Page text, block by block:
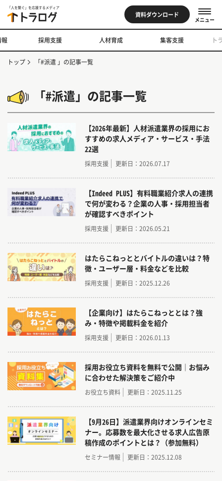
「人を繋ぐ」を応援するメディア
資料ダウンロード
メニュー
採用支援 人材育成 集客支援 ト
トップ 「#派遣 」の記事一覧
「#派遣」の記事一覧
【2026年最新】人材派遣業界の採用にお
すすめの求人メディア・サービス・手法
22選
採用支援 更新日：2026.07.17
【Indeed PLUS】有料職業紹介求人の連携
で何が変わる？企業の人事・採用担当者
が確認すべきポイント
採用支援 更新日：2026.05.21
はたらこねっととバイトルの違いは？特
徴・ユーザー層・料金などを比較
採用支援 更新日：2025.12.26
【企業向け】はたらこねっととは？強
み・特徴や掲載料金を紹介
採用支援 更新日：2026.01.13
採用お役立ち資料を無料で公開｜お悩み
に合わせた解決策をご紹介中
お役立ち資料 更新日：2025.11.25
【9月26日】派遣業界向けオンラインセミ
ナー。応募数を最大化させる求人広告原
稿作成のポイントとは？（参加無料）
セミナー情報 更新日：2025.12.08